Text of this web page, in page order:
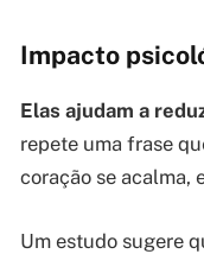
Impacto
Elas ajudam a
repete uma frase
coração se acalma,
Um estudo sugere